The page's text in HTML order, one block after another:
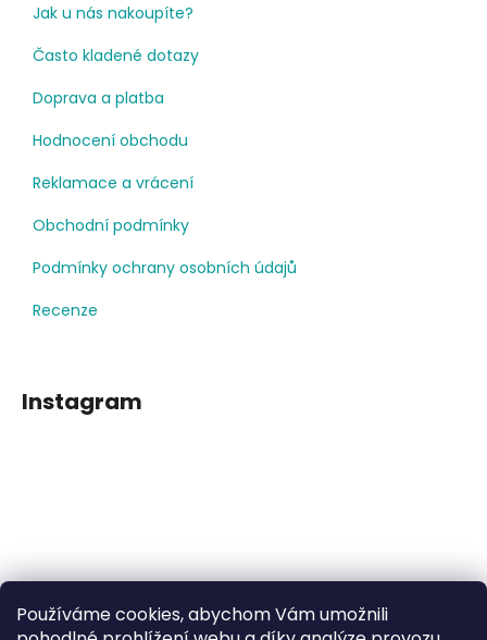
Používáme cookies, abychom Vám umožnili
Jak u nás nakoupíte?
Často kladené dotazy
Doprava a platba
Hodnocení obchodu
Reklamace a vrácení
Obchodní podmínky
Podmínky ochrany osobních údajů
Recenze
Instagram
Sledovat na Instagramu